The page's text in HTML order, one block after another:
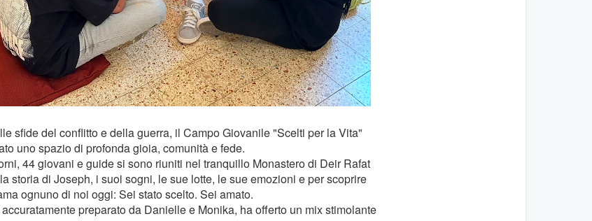
sfide del conflitto e della guerra, il Campo Giovanile "Scelti per la Vita"
uno spazio di profonda gioia, comunità e fede.
44 giovani e guide si sono riuniti nel tranquillo Monastero di Deir Rafat
storia di Joseph, i suoi sogni, le sue lotte, le sue emozioni e per scoprire
ognuno di noi oggi: Sei stato scelto. Sei amato.
preparato da Danielle e Monika, ha offerto un mix stimolante